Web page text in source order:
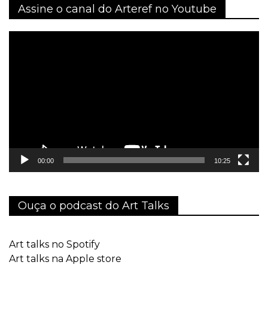
Assine o canal do Arteref no Youtube
00:00 10:25
Ouça o podcast do Art Talks
Art talks no Spotify
Art talks na Apple store